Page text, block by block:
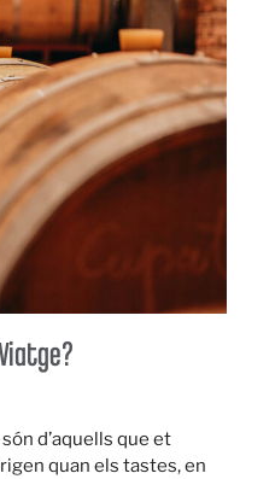
d’aquells que et
quan els tastes, en